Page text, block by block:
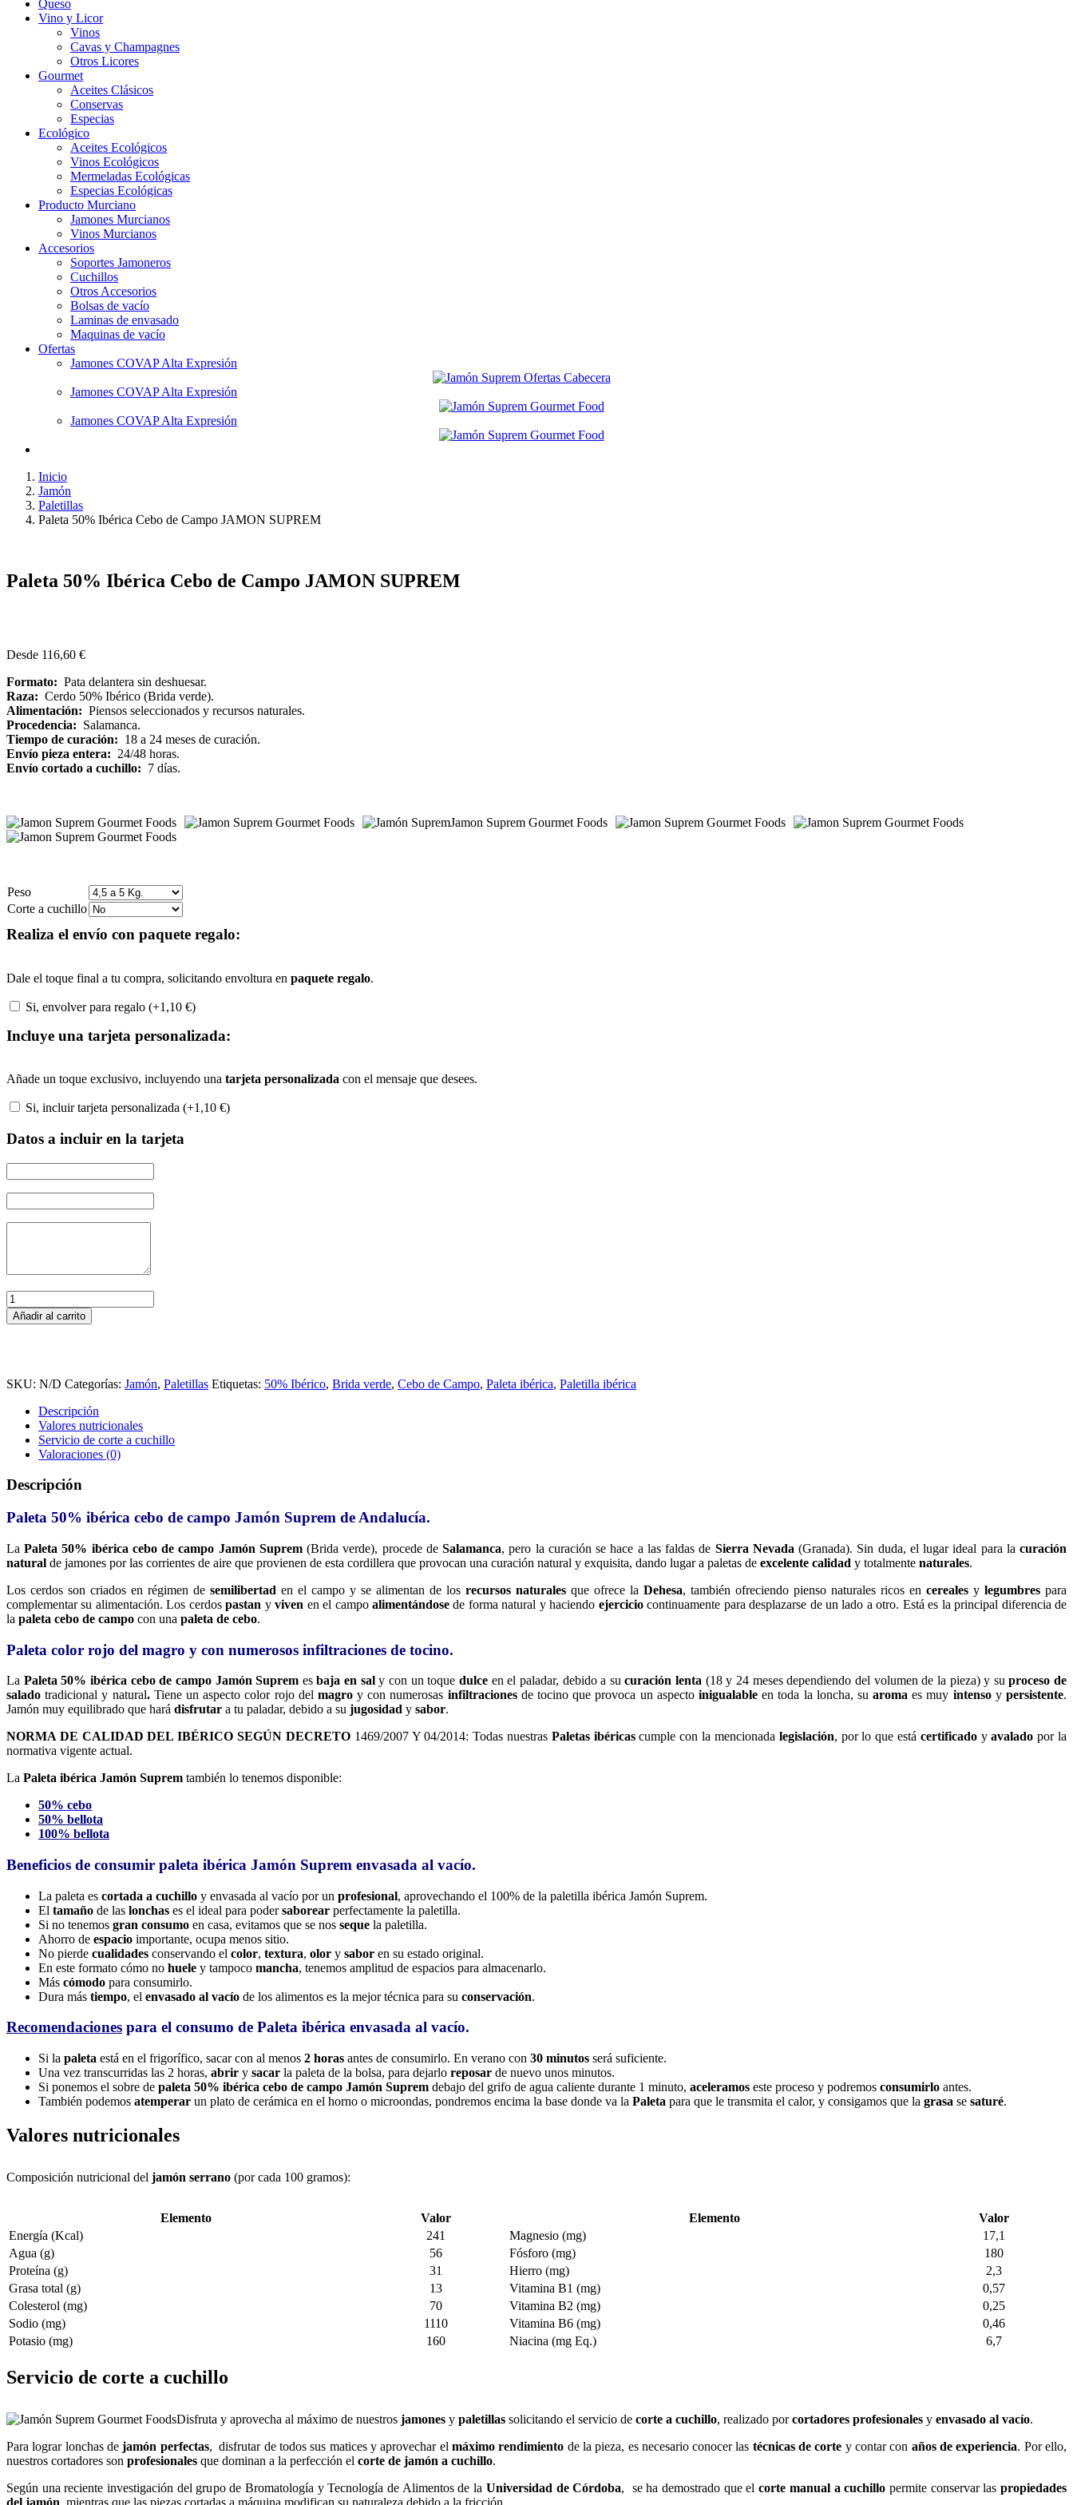
Queso
Vino y Licor
Vinos
Cavas y Champagnes
Otros Licores
Gourmet
Aceites Clásicos
Conservas
Especias
Ecológico
Aceites Ecológicos
Vinos Ecológicos
Mermeladas Ecológicas
Especias Ecológicas
Producto Murciano
Jamones Murcianos
Vinos Murcianos
Accesorios
Soportes Jamoneros
Cuchillos
Otros Accesorios
Bolsas de vacío
Laminas de envasado
Maquinas de vacío
Ofertas
Jamones COVAP Alta Expresión
Jamones COVAP Alta Expresión
Jamones COVAP Alta Expresión
Inicio
Jamón
Paletillas
Paleta 50% Ibérica Cebo de Campo JAMON SUPREM
Paleta 50% Ibérica Cebo de Campo JAMON SUPREM
Desde 116,60 €
Formato: Pata delantera sin deshuesar.
Raza: Cerdo 50% Ibérico (Brida verde).
Alimentación: Piensos seleccionados y recursos naturales.
Procedencia: Salamanca.
Tiempo de curación: 18 a 24 meses de curación.
Envío pieza entera: 24/48 horas.
Envío cortado a cuchillo: 7 días.
Peso
Corte a cuchillo
Realiza el envío con paquete regalo:
Dale el toque final a tu compra, solicitando envoltura en paquete regalo.
Si, envolver para regalo (+1,10 €)
Incluye una tarjeta personalizada:
Añade un toque exclusivo, incluyendo una tarjeta personalizada con el mensaje que desees.
Si, incluir tarjeta personalizada (+1,10 €)
Datos a incluir en la tarjeta
Paleta
50%
Ibérica
JAMON
cantidad
Añadir al carrito
SKU: N/D Categorías: Jamón, Paletillas Etiquetas: 50% Ibérico, Brida verde, Cebo de Campo, Paleta ibérica, Paletilla ibérica
Descripción
Valores nutricionales
Servicio de corte a cuchillo
Valoraciones (0)
Descripción
Paleta 50% ibérica cebo de campo Jamón Suprem de Andalucía.
LaPaleta 50% ibérica cebo de campo Jamón Suprem(Brida verde), procede deSalamanca, pero la curación se hace a las faldas de Sierra Nevada (Granada). Sin duda, el lugar ideal para lacuración
natural de jamones por las corrientes de aire que provienen de esta cordillera que provocan una curación natural y exquisita, dando lugar a paletas de excelente calidad y totalmente naturales.
Los cerdos son criados en régimen de semilibertad en el campo y se alimentan de los recursos naturales que ofrece la Dehesa, también ofreciendo pienso naturales ricos en cereales y legumbres para
complementar su alimentación. Los cerdospastan yviven en el campo alimentándosede forma natural y haciendo ejerciciocontinuamente para desplazarse de un lado a otro. Está es la principal diferencia de
la paleta cebo de campo con una paleta de cebo.
Paleta color rojo del magro y con numerosos infiltraciones de tocino.
La Paleta 50% ibérica cebo de campo Jamón Suprem esbaja en saly con un toque dulceen el paladar, debido a sucuración lenta (18 y 24 meses dependiendo del volumen de la pieza) y suproceso de
salado tradicional y natural.Tiene un aspecto color rojo del magroy con numerosas infiltracionesde tocino que provoca un aspecto inigualableen toda la loncha, suaroma es muy intensoy persistente.
Jamón muy equilibrado que hará disfrutar a tu paladar, debido a su jugosidad y sabor.
NORMA DE CALIDAD DEL IBÉRICO SEGÚN DECRETO1469/2007 Y 04/2014: Todas nuestras Paletasibéricascumple con la mencionada legislación, por lo que está certificadoyavalado por la
normativa vigente actual.
La Paleta ibérica Jamón Suprem también lo tenemos disponible:
50% cebo
50% bellota
100% bellota
Beneficios de consumir paleta ibérica Jamón Suprem envasada al vacío.
La paleta es cortada a cuchillo y envasada al vacío por un profesional, aprovechando el 100% de la paletilla ibérica Jamón Suprem.
El tamaño de las lonchas es el ideal para podersaborear perfectamente la paletilla.
Si no tenemos gran consumo en casa, evitamos que se nos seque la paletilla.
Ahorro de espacio importante, ocupa menos sitio.
No pierde cualidades conservando el color, textura, olor y sabor en su estado original.
En este formato cómo no huele y tampoco mancha, tenemos amplitud de espacios para almacenarlo.
Más cómodo para consumirlo.
Dura más tiempo, el envasado al vacío de los alimentos es la mejor técnica para su conservación.
Recomendaciones para el consumo de Paleta ibérica envasada al vacío.
Si la paleta está en el frigorífico, sacar con al menos 2 horas antes de consumirlo. En verano con 30 minutos será suficiente.
Una vez transcurridas las 2 horas, abrir y sacar la paleta de la bolsa, para dejarlo reposar de nuevo unos minutos.
Si ponemos el sobre de paleta 50% ibérica cebo de campo Jamón Suprem debajo del grifo de agua caliente durante 1 minuto, aceleramos este proceso y podremos consumirlo antes.
También podemos atemperar un plato de cerámica en el horno o microondas, pondremos encima la base donde va la Paleta para que le transmita el calor, y consigamos que la grasa se saturé.
Valores nutricionales
Composición nutricional del jamón serrano (por cada 100 gramos):
Elemento Valor Elemento
Valor
Energía (Kcal)
241 Magnesio (mg)
17,1
Agua (g)
56 Fósforo (mg)
180
Proteína (g)
31 Hierro (mg)
2,3
Grasa total (g)
13 Vitamina B1 (mg)
0,57
Colesterol (mg)
70 Vitamina B2 (mg)
0,25
Sodio (mg)
1110 Vitamina B6 (mg)
0,46
Potasio (mg)
160 Niacina (mg Eq.) 6,7
Servicio de corte a cuchillo
Disfruta y aprovecha al máximo de nuestros jamones y paletillas solicitando el servicio de corte a cuchillo, realizado porcortadores profesionales y envasado al vacío.
Para lograr lonchas dejamón perfectas, disfrutar de todos sus matices y aprovechar el máximo rendimiento de la pieza, es necesario conocer las técnicas de corte y contar con años de experiencia. Por ello,
nuestros cortadores son profesionales que dominan a la perfección el corte de jamón a cuchillo.
Según una reciente investigación del grupo de Bromatología y Tecnología de Alimentos de la Universidad de Córdoba, se ha demostrado que elcorte manual a cuchillo permite conservar laspropiedades
del jamón , mientras que las piezas cortadas a máquina modifican su naturaleza debido a la fricción.